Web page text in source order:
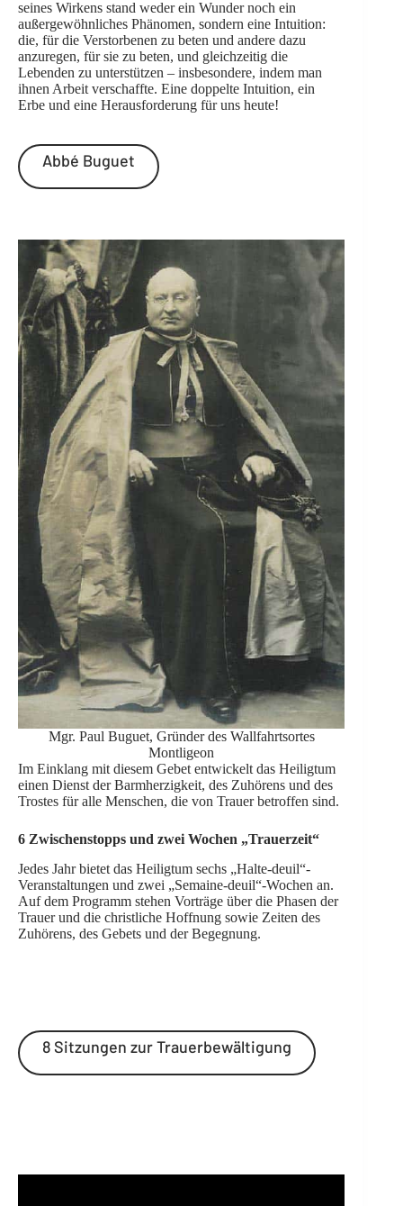
seines Wirkens stand weder ein Wunder noch ein
außergewöhnliches Phänomen, sondern eine Intuition:
die, für die Verstorbenen zu beten und andere dazu
anzuregen, für sie zu beten, und gleichzeitig die
Lebenden zu unterstützen – insbesondere, indem man
ihnen Arbeit verschaffte. Eine doppelte Intuition, ein
Erbe und eine Herausforderung für uns heute!
Abbé Buguet
Mgr. Paul Buguet, Gründer des Wallfahrtsortes
Montligeon
Im Einklang mit diesem Gebet entwickelt das Heiligtum
einen Dienst der Barmherzigkeit, des Zuhörens und des
Trostes für alle Menschen, die von Trauer betroffen sind.
6 Zwischenstopps und zwei Wochen „Trauerzeit“
Jedes Jahr bietet das Heiligtum sechs „Halte-deuil“-
Veranstaltungen und zwei „Semaine-deuil“-Wochen an.
Auf dem Programm stehen Vorträge über die Phasen der
Trauer und die christliche Hoffnung sowie Zeiten des
Zuhörens, des Gebets und der Begegnung.
8 Sitzungen zur Trauerbewältigung